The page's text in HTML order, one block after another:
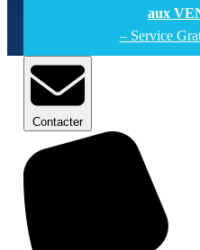
aux
– Service
Contacter